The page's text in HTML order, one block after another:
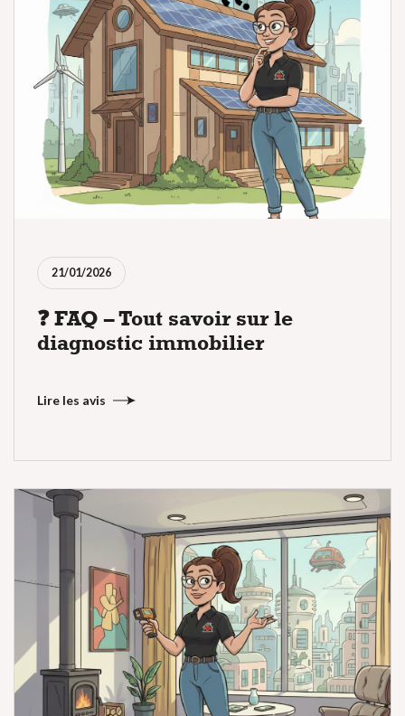
21/01/2026
❓ FAQ – Tout savoir sur le
diagnostic immobilier
Lire les avis